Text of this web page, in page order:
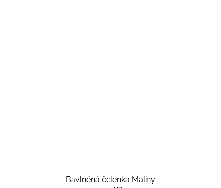
Bavlněná čelenka Maliny